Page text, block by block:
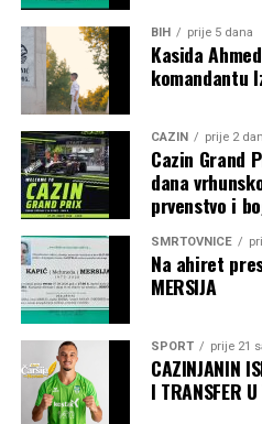
prvenstva za žene u Brazilu
historijskog Mundijala 2030.,
kontinenta i u šest država.
Share
Share
Tweet
BIH prije 5 dana
Kasida
komandantu
CAZIN prije 2
Cazin Grand
dana
prvenstvo i
SMRTOVNICE
Na ahiret
MERSIJA
SPORT prije 21
CAZINJANIN
I TRANSFER